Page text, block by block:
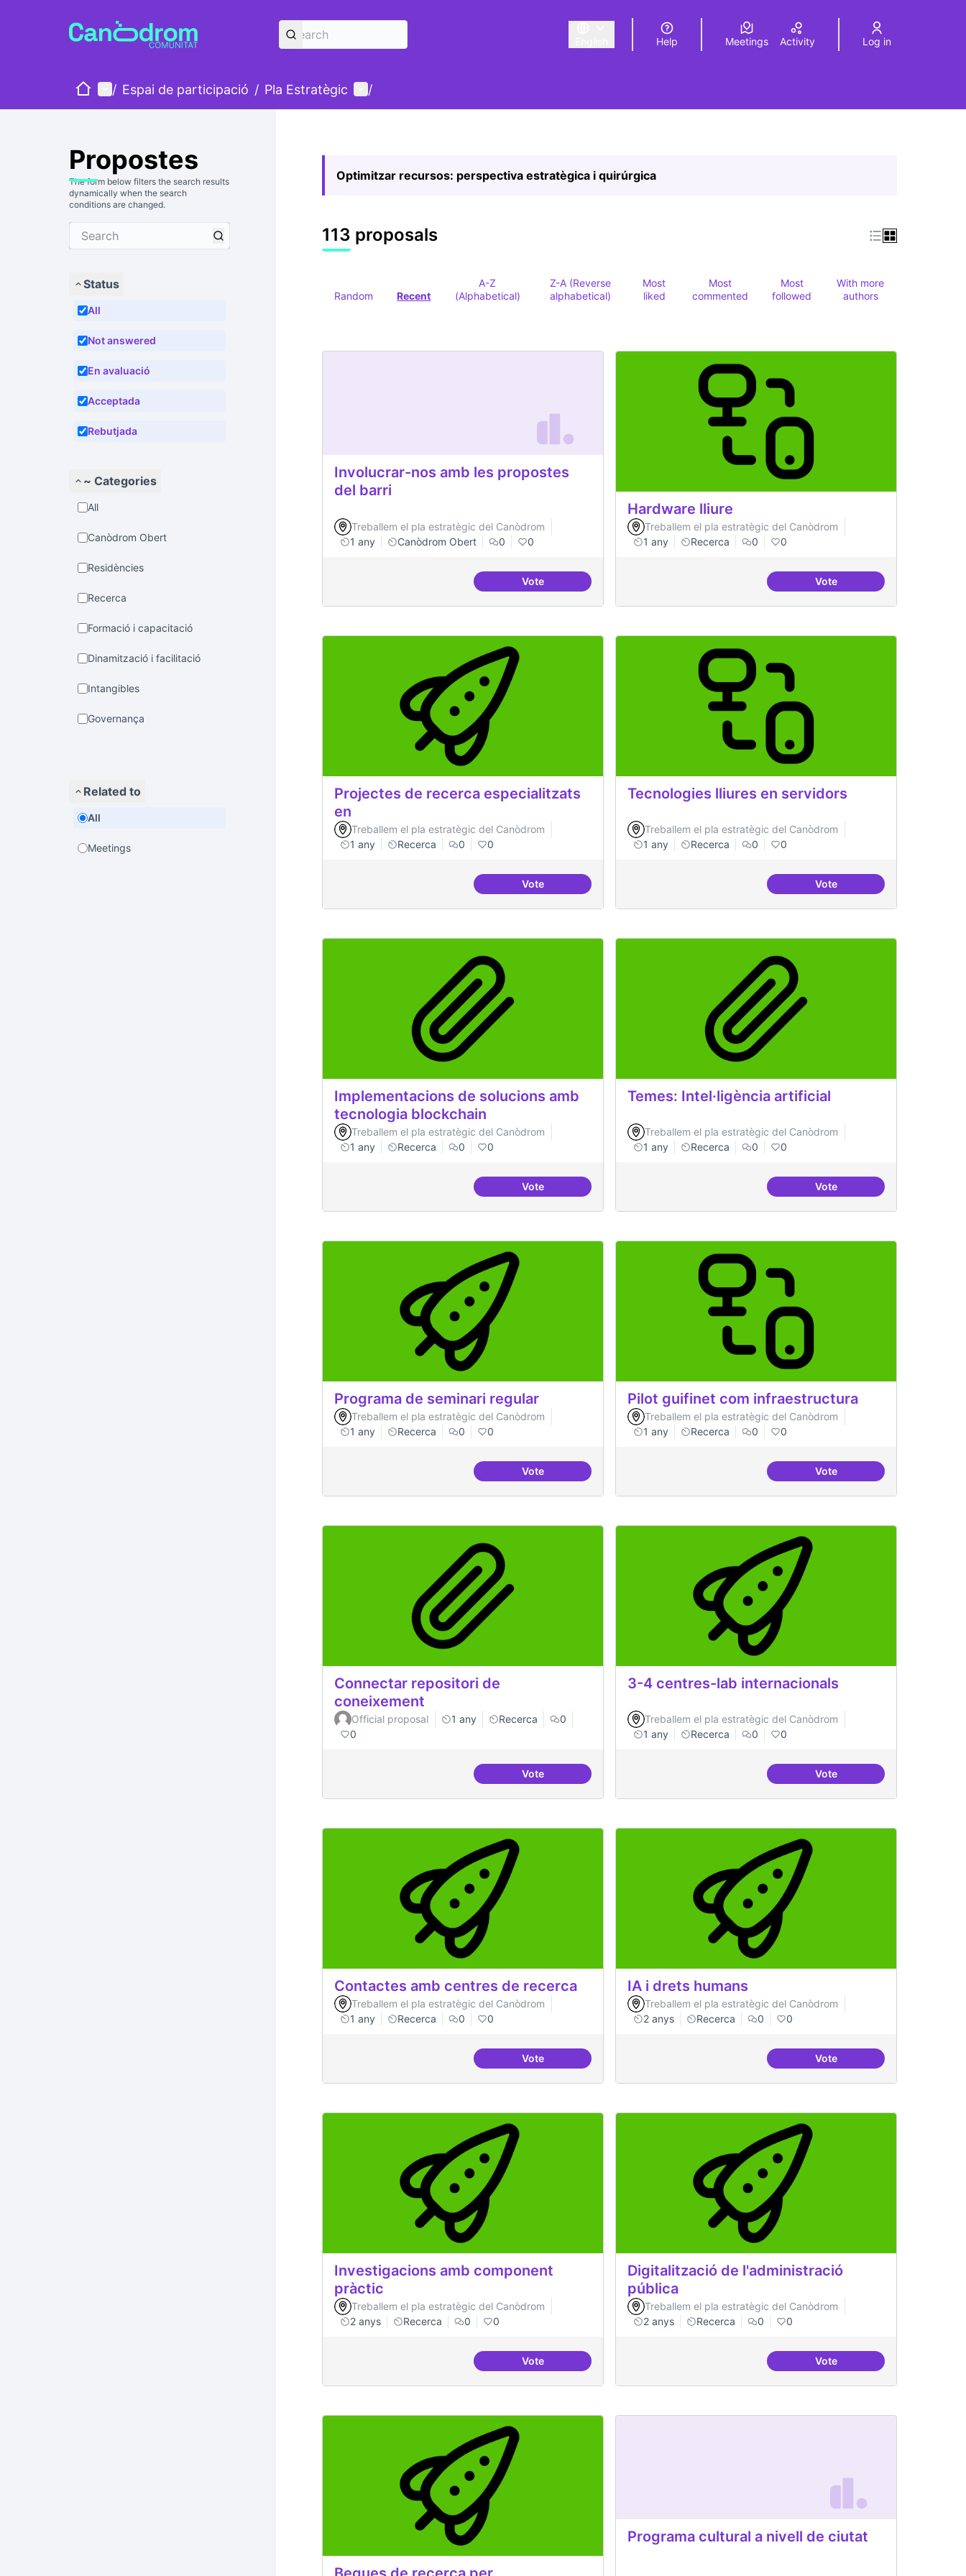
Triar la llengua Elegir el idiomaChoose language
Help Meetings Activity Log in
HomeMain menu
/ Espai de participació / Pla Estratègic User menu
/
Propostes
The form below filters the search results
dynamically when the search
conditions are changed.
Status
All
Not answered
En avaluació
Acceptada
Rebutjada
~ Categories
All
Canòdrom Obert
Residències
Recerca
Formació i capacitació
Dinamització i facilitació
Intangibles
Governança
Related to
All
Meetings
Optimitzar recursos: perspectiva estratègica i quirúrgica
113 proposals
Random Recent
A-Z
(Alphabetical)
Z-A (Reverse
alphabetical)
Most
liked
Most
commented
Most
followed
With more
authors
Involucrar-nos amb les propostes
del barri
Treballem el pla estratègic del Canòdrom
1 any
Canòdrom Obert 0 0
VoteInvolucrar-nos amb les propostes del barri
Hardware lliure
Treballem el pla estratègic del Canòdrom
1 any
Recerca 0 0
VoteHardware lliure
Projectes de recerca especialitzats
en
Treballem el pla estratègic del Canòdrom
1 any
Recerca 0 0
VoteProjectes de recerca especialitzats en
Tecnologies lliures en servidors
Treballem el pla estratègic del Canòdrom
1 any
Recerca 0 0
VoteTecnologies lliures en
Implementacions de solucions amb
tecnologia blockchain
Treballem el pla estratègic del Canòdrom
1 any
Recerca 0 0
VoteImplementacions de solucions amb tecnologia blockchain
Temes: Intel·ligència artificial
Treballem el pla estratègic del Canòdrom
1 any
Recerca 0 0
VoteTemes: Intel·ligència
Programa de seminari regular
Treballem el pla estratègic del Canòdrom
1 any
Recerca 0 0
VotePrograma de seminari regular
Pilot guifinet com infraestructura
Treballem el pla estratègic del Canòdrom
1 any
Recerca 0 0
VotePilot guifinet com
Connectar repositori de
coneixement
Official proposal 1 any Recerca
0
0
VoteConnectar repositori de coneixement
3-4 centres-lab internacionals
Treballem el pla estratègic del Canòdrom
1 any
Recerca 0 0
Vote3-4 centres-lab
Contactes amb centres de recerca
Treballem el pla estratègic del Canòdrom
1 any
Recerca 0 0
VoteContactes amb centres de recerca
IA i drets humans
Treballem el pla estratègic del Canòdrom
2 anys
Recerca 0 0
VoteIA i drets humans
Investigacions amb component
pràctic
Treballem el pla estratègic del Canòdrom
2 anys
Recerca 0 0
VoteInvestigacions amb component pràctic
Digitalització de l'administració
pública
Treballem el pla estratègic del Canòdrom
2 anys
Recerca 0 0
VoteDigitalització de
Programa cultural a nivell de ciutat